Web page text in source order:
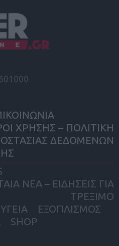
ΧΡΗΣΗΣ – ΠΟΛΙΤΙΚΗ
ΔΕΔΟΜΕΝΩΝ
ΝΕΑ – ΕΙΔΗΣΕΙΣ ΓΙΑ
ΤΡΕΞΙΜΟ
ΥΓΕΙΑ
ΕΞΟΠΛΙΣΜΟΣ
SHOP